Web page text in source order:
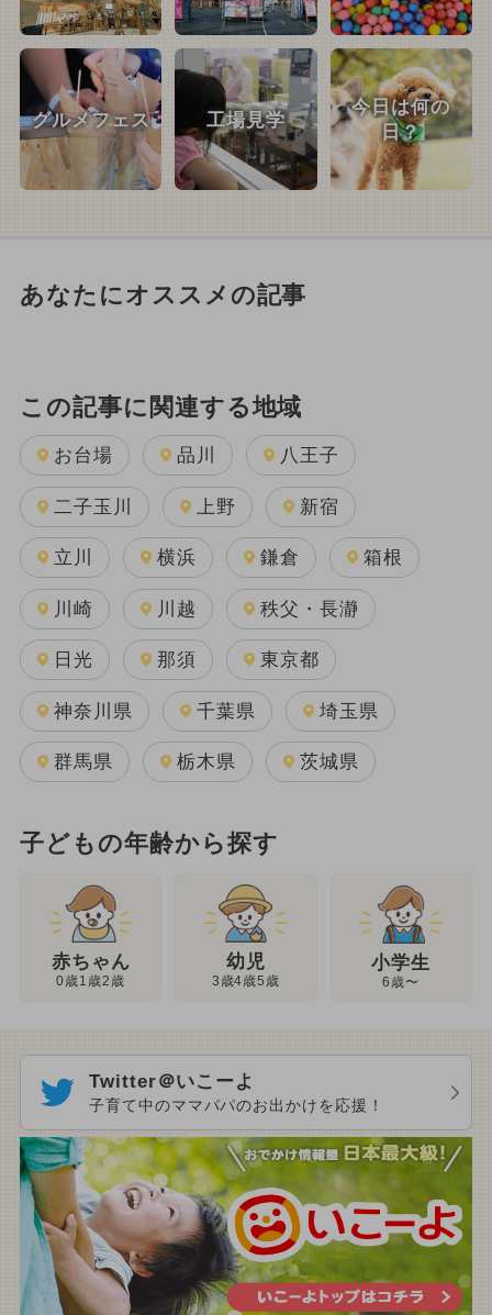
グルメフェス 工場見学
今日は何の
日？
あなたにオススメの記事
この記事に関連する地域
お台場 品川 八王子
二子玉川 上野 新宿
立川 横浜 鎌倉 箱根
川崎 川越 秩父・長瀞
日光 那須 東京都
神奈川県 千葉県 埼玉県
群馬県 栃木県 茨城県
子どもの年齢から探す
赤ちゃん
0歳1歳2歳
幼児
3歳4歳5歳
小学生
6歳〜
Twitter＠いこーよ
子育て中のママパパのお出かけを応援！